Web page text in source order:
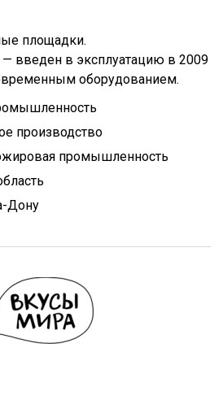
площадки.
введен в эксплуатацию в 2009
оборудованием.
производство
промышленность
Дону